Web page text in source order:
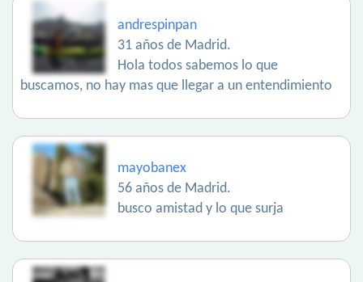
andrespinpan
31 años de Madrid.
Hola todos sabemos lo que
buscamos, no hay mas que llegar a un entendimiento
mayobanex
56 años de Madrid.
busco amistad y lo que surja